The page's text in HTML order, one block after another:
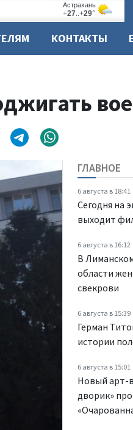
КОНТАКТЫ
ГЛАВНОЕ
6 августа в 18:41
Сегодня на
выходит
6 августа в 16:12
В
области
свекрови
6 августа в 15:39
Герман
истории
6 августа в 15:01
Новый арт-
дворик»